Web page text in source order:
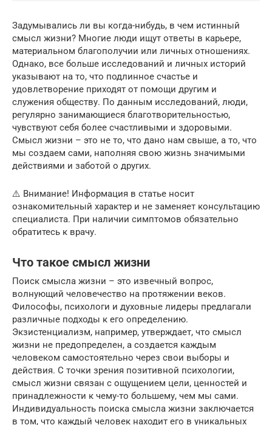
Задумывались ли вы когда-нибудь, в чем истинный
смысл жизни? Многие люди ищут ответы в карьере,
материальном благополучии или личных отношениях.
Однако, все больше исследований и личных историй
указывают на то, что подлинное счастье и
удовлетворение приходят от помощи другим и
служения обществу. По данным исследований, люди,
регулярно занимающиеся благотворительностью,
чувствуют себя более счастливыми и здоровыми.
Смысл жизни – это не то, что дано нам свыше, а то, что
мы создаем сами, наполняя свою жизнь значимыми
действиями и заботой о других.
⚠️ Внимание! Информация в статье носит
ознакомительный характер и не заменяет консультацию
специалиста. При наличии симптомов обязательно
обратитесь к врачу.
Что такое смысл жизни
Поиск смысла жизни – это извечный вопрос,
волнующий человечество на протяжении веков.
Философы, психологи и духовные лидеры предлагали
различные подходы к его определению.
Экзистенциализм, например, утверждает, что смысл
жизни не предопределен, а создается каждым
человеком самостоятельно через свои выборы и
действия. С точки зрения позитивной психологии,
смысл жизни связан с ощущением цели, ценностей и
принадлежности к чему-то большему, чем мы сами.
Индивидуальность поиска смысла жизни заключается
в том, что каждый человек находит его в уникальных